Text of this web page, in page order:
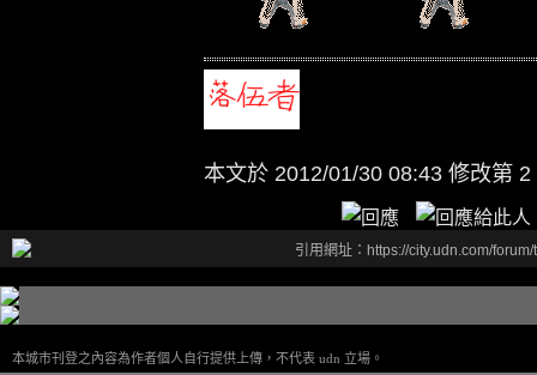
本文於 2012/01/30 08:43 修改第 2
引用網址：https://city.udn.com/
本城市刊登之內容為作者個人自行提供上傳，不代表 udn 立場。